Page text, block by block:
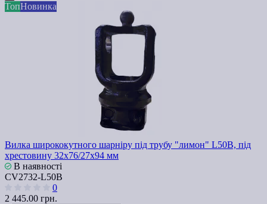
ТопНовинка
Вилка ширококутного шарніру під трубу "лимон" L50В, під
хрестовину 32х76/27х94 мм
В наявності
СV2732-L50В
0
2 445.00 грн.